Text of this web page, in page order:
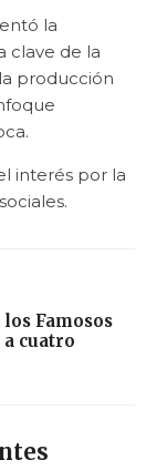
la
clave de la
producción
interés por la
los Famosos
a cuatro